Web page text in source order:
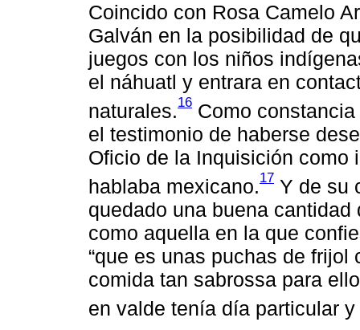
Coincido con Rosa Camelo
Galván en la posibilidad de
juegos con los niños
el náhuatl y entrara en
naturales.16 Como
el testimonio de haberse
Oficio de la Inquisición como
hablaba mexicano.17 Y de su
quedado una buena
como aquella en la que
“que es unas puchas de
comida tan sabrossa para
en valde tenía día particular